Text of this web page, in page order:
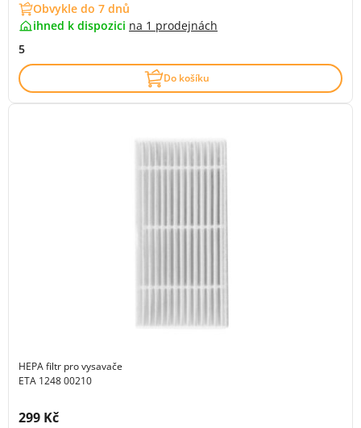
Obvykle do 7 dnů
ihned k dispozici na 1 prodejnách
5
Do košíku
HEPA filtr pro vysavače
ETA 1248 00210
Cena s DPH:
299 Kč